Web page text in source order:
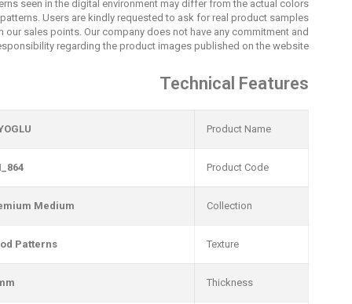
seen in the digital environment may differ from the actual colors
Users are kindly requested to ask for real product samples
our sales points. Our company does not have any commitment and
regarding the product images published on the website.
Technical Features
Product Name
Product Code
Collection
Medium
Texture
Patterns
Thickness